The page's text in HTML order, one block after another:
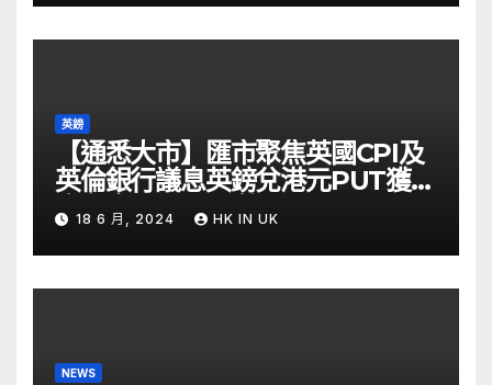
英鎊
【通悉大市】匯市聚焦英國CPI及
英倫銀行議息英鎊兌港元PUT獲資
金留意 – Now 財經
18 6 月, 2024 HK IN UK
NEWS